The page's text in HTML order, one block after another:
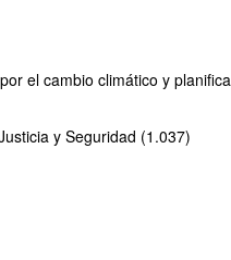
el cambio climático y
y Seguridad (1.037)